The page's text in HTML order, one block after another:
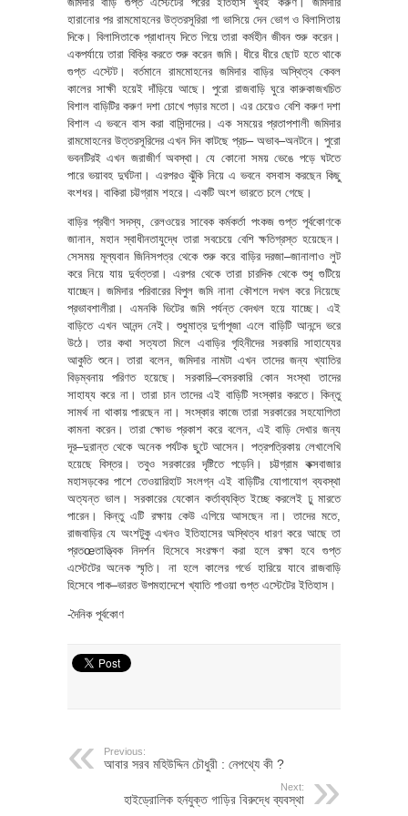
হারানোর পর রামমোহনের উত্তরসূরিরা গা ভাসিয়ে দেন ভোগ ও বিলাসিতায়
দিকে। বিলাসিতাকে প্রাধান্য দিতে গিয়ে তারা কর্মহীন জীবন শুরু করেন।
একপর্যায়ে তারা বিক্রি করতে শুরু করেন জমি। ধীরে ধীরে ছোট হতে থাকে
গুপ্ত এস্টেট। বর্তমানে রামমোহনের জমিদার বাড়ির অস্থিত্ব কেবল
কালের সাক্ষী হয়েই দাঁড়িয়ে আছে। পুরো রাজবাড়ি ঘুরে কারুকাজখচিত
বিশাল বাড়িটির করুণ দশা চোখে পড়ার মতো। এর চেয়েও বেশি করুণ দশা
বিশাল এ ভবনে বাস করা বাসিন্দাদের। এক সময়ের প্রতাপশালী জমিদার
রামমোহনের উত্তরসূরিদের এখন দিন কাটছে প্রচ– অভাব–অনটনে। পুরো
ভবনটিরই এখন জরাজীর্ণ অবস্থা। যে কোনো সময় ভেঙে পড়ে ঘটতে
পারে ভয়াবহ দুর্ঘটনা। এরপরও ঝুঁকি নিয়ে এ ভবনে বসবাস করছেন কিছু
বংশধর। বাকিরা চট্টগ্রাম শহরে। একটি অংশ ভারতে চলে গেছে।
বাড়ির প্রবীণ সদস্য, রেলওয়ের সাবেক কর্মকর্তা পংকজ গুপ্ত পূর্বকোণকে
জানান, মহান স্বাধীনতাযুদ্ধে তারা সবচেয়ে বেশি ক্ষতিগ্রস্ত হয়েছেন।
সেসময় মূল্যবান জিনিসপত্র থেকে শুরু করে বাড়ির দরজা–জানালাও লুট
করে নিয়ে যায় দুর্বত্তরা। এরপর থেকে তারা চারদিক থেকে শুধু গুটিয়ে
যাচ্ছেন। জমিদার পরিবারের বিপুল জমি নানা কৌশলে দখল করে নিয়েছে
প্রভাবশালীরা। এমনকি ভিটের জমি পর্যন্ত বেদখল হয়ে যাচ্ছে। এই
বাড়িতে এখন আনন্দ নেই। শুধুমাত্র দুর্গাপূজা এলে বাড়িটি আনন্দে ভরে
উঠে। তার কথা সত্যতা মিলে এবাড়ির গৃহিনীদের সরকারি সাহায্যের
আকুতি শুনে। তারা বলেন, জমিদার নামটা এখন তাদের জন্য খ্যাতির
বিড়ম্বনায় পরিণত হয়েছে। সরকারি–বেসরকারি কোন সংস্থা তাদের
সাহায্য করে না। তারা চান তাদের এই বাড়িটি সংস্কার করতে। কিন্তু
সামর্থ না থাকায় পারছেন না। সংস্কার কাজে তারা সরকারের সহযোগিতা
কামনা করেন। তারা ক্ষোভ প্রকাশ করে বলেন, এই বাড়ি দেখার জন্য
দূর–দুরান্ত থেকে অনেক পর্যটক ছুটে আসেন। পত্রপত্রিকায় লেখালেখি
হয়েছে বিস্তর। তবুও সরকারের দৃষ্টিতে পড়েনি। চট্টগ্রাম কক্সবাজার
মহাসড়কের পাশে তেওয়ারিহাট সংলগ্ন এই বাড়িটির যোগাযোগ ব্যবস্থা
অত্যন্ত ভাল। সরকারের যেকোন কর্তাব্যক্তি ইচ্ছে করলেই ঢু মারতে
পারেন। কিন্তু এটি রক্ষায় কেউ এগিয়ে আসছেন না। তাদের মতে,
রাজবাড়ির যে অংশটুকু এখনও ইতিহাসের অস্থিত্ব ধারণ করে আছে তা
প্রতœতাত্ত্বিক নিদর্শন হিসেবে সংরক্ষণ করা হলে রক্ষা হবে গুপ্ত
এস্টেটের অনেক স্মৃতি। না হলে কালের গর্ভে হারিয়ে যাবে রাজবাড়ি
হিসেবে পাক–ভারত উপমহাদেশে খ্যাতি পাওয়া গুপ্ত এস্টেটের ইতিহাস।
-দৈনিক পূর্বকোণ
Previous:
আবার সরব মহিউদ্দিন চৌধুরী : নেপথ্যে কী ?
Next:
হাইড্রোলিক হর্নযুক্ত গাড়ির বিরুদ্ধে ব্যবস্থা